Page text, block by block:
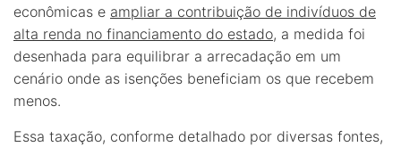
econômicas e ampliar a contribuição de indivíduos de
alta renda no financiamento do estado, a medida foi
desenhada para equilibrar a arrecadação em um
cenário onde as isenções beneficiam os que recebem
menos.
Essa taxação, conforme detalhado por diversas fontes,